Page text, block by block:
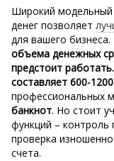
Широкий модельный
денег позволяет
для вашего бизнеса.
объема денежных
предстоит работать.
составляет 600-
профессиональных
банкнот. Но стоит
функций – контроль
проверка
счета.